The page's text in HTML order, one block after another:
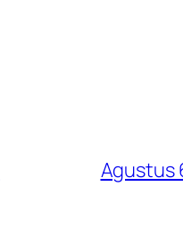
Agustus